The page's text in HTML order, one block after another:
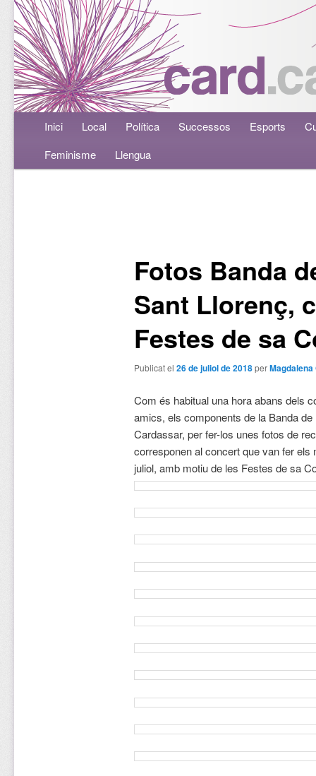
Menú principalAneu al contingut principal
Aneu al contingut secundari
Inici Local Política Successos Esports
Feminisme
Llengua
Fotos Banda
Sant Llorenç,
Festes de sa
Publicat el 26 de juliol de 2018per
Com és habitual una hora abans dels
amics, els components de la Banda
Cardassar, per fer-los unes fotos de
corresponen al concert que van fer
juliol, amb motiu de les Festes de sa